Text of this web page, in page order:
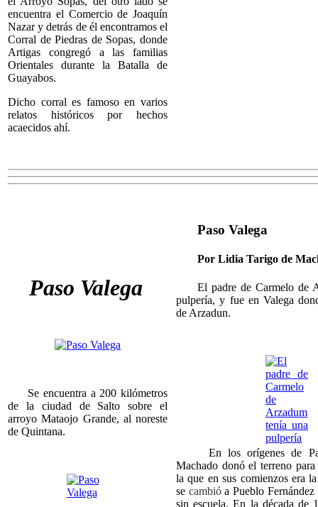
encuentra el Comercio de Joaquín
Nazar y detrás de él encontramos el
Corral de Piedras de Sopas, donde
Artigas congregó a las familias
Orientales durante la Batalla de
Guayabos.
Dicho corral es famoso en varios
relatos históricos por hechos
acaecidos ahí.
Paso Valega
Se encuentra a 200 kilómetros
de la ciudad de Salto sobre el
arroyo Mataojo Grande, al noreste
de Quintana.
Paso Valega
Por Lidia Tarigo de
El padre de Carmelo de
pulpería, y fue en Valega
de Arzadun.
En los orígenes de
Machado donó el terreno
la que en sus comienzos era
se cambióa Pueblo
sin escuela. En la década de